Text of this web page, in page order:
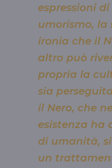
espressioni
umorismo, la
ironia che il
altro può
propria la
sia
il Nero, che
esistenza ha
di umanità,
un